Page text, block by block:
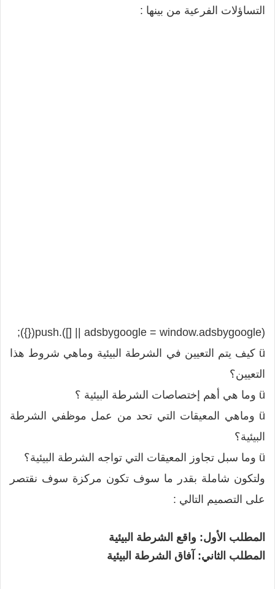
التساؤلات الفرعية من بينها :
(adsbygoogle = window.adsbygoogle || []).push({});
ü كيف يتم التعيين في الشرطة البيئية وماهي شروط هذا
التعيين؟
ü وما هي أهم إختصاصات الشرطة البيئية ؟
ü وماهي المعيقات التي تحد من عمل موظفي الشرطة
البيئية؟
ü وما سبل تجاوز المعيقات التي تواجه الشرطة البيئية؟
ولتكون شاملة بقدر ما سوف تكون مركزة سوف نقتصر
على التصميم التالي :
المطلب الأول: واقع الشرطة البيئية
المطلب الثاني: آفاق الشرطة البيئية